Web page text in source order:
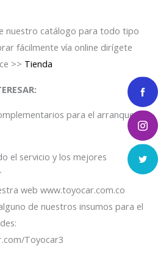
nuestro catálogo para todo tipo
fácilmente vía online dirígete
>> Tienda
para el arranque
el servicio y los mejores
web www.toyocar.com.co
de nuestros insumos para el
Toyocar3